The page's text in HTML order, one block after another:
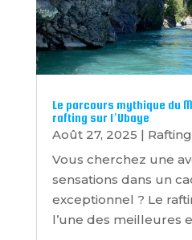
Le parcours mythique du
rafting sur l’Ubaye
Août 27, 2025 | Rafting
Vous cherchez une
sensations dans un
exceptionnel ? Le
l’une des meilleures